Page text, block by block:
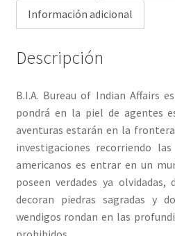
Información adicional
Descripción
B.I.A. Bureau of Indian Affairs
pondrá en la piel de agentes
aventuras estarán en la
investigaciones recorriendo
americanos es entrar en un
poseen verdades ya
decoran piedras sagradas y
wendigos rondan en las